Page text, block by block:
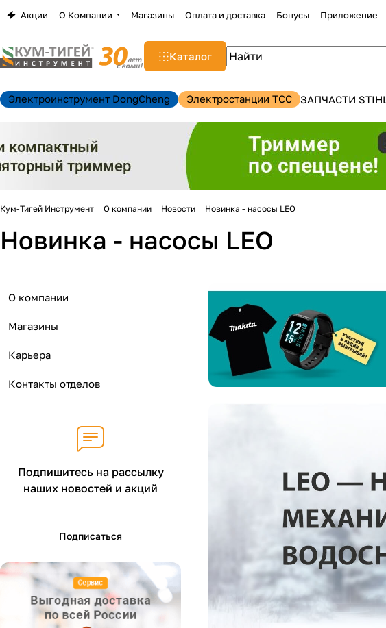
Акции О Компании Магазины Оплата и доставка Бонусы Приложение
Каталог
Электроинструмент DongCheng Электростанции TCC ЗАПЧАСТИ
Кум-Тигей Инструмент О компании Новости Новинка - насосы LEO
Новинка - насосы LEO
О компании
Магазины
Карьера
Контакты отделов
Подпишитесь на рассылку
наших новостей и акций
Подписаться
Разбейте
на части
График
25%